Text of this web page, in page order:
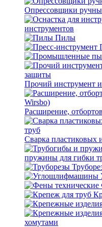
Опрессовщики
инструментов
Пилы
Прочий инструмент
Расширение,
Сварка пластиковых
пружины для гибки
хомутами